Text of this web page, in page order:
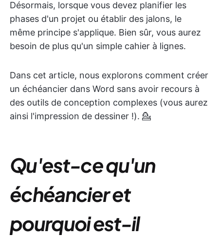
Désormais, lorsque vous devez planifier les
phases d'un projet ou établir des jalons, le
même principe s'applique. Bien sûr, vous aurez
besoin de plus qu'un simple cahier à lignes.
Dans cet article, nous explorons comment créer
un échéancier dans Word sans avoir recours à
des outils de conception complexes (vous aurez
ainsi l'impression de dessiner !). 💁
Qu'est-ce qu'un
échéancier et
pourquoi est-il